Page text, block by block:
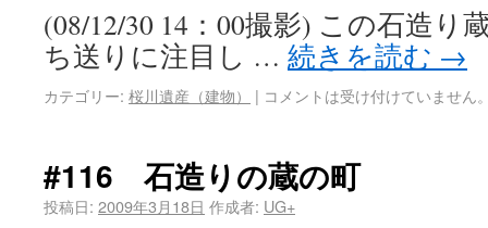
(08/12/30 14：00撮影) この石造り
ち送りに注目し … 続きを読む →
カテゴリー: 桜川遺産（建物） | コメントは受け付けていません
#116 石造りの蔵の町
投稿日: 2009年3月18日 作成者: UG+